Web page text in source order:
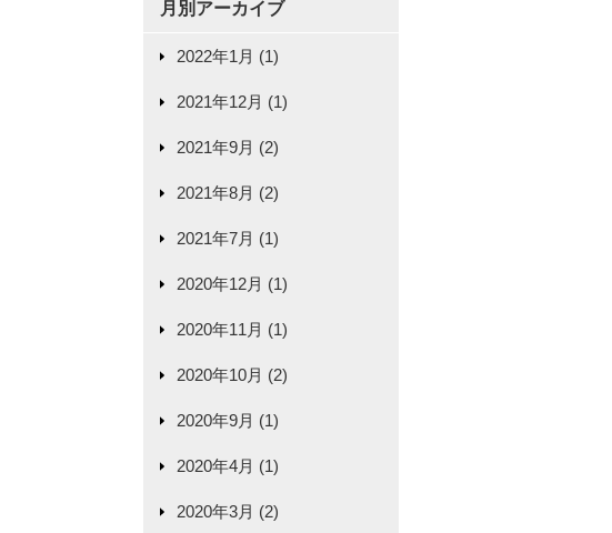
月別アーカイブ
2022年1月 (1)
2021年12月 (1)
2021年9月 (2)
2021年8月 (2)
2021年7月 (1)
2020年12月 (1)
2020年11月 (1)
2020年10月 (2)
2020年9月 (1)
2020年4月 (1)
2020年3月 (2)